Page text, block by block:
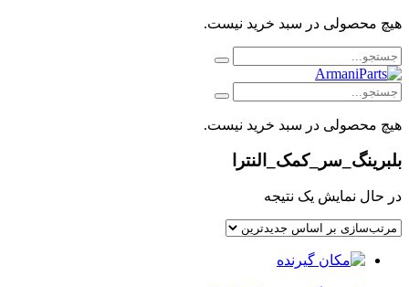
هیچ محصولی در سبد خرید نیست.
هیچ محصولی در سبد خرید نیست.
بلبرینگ_سر_کمک_النترا
در حال نمایش یک نتیجه